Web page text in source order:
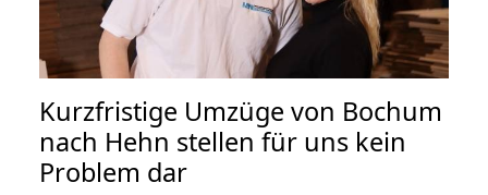
Kurzfristige Umzüge von Bochum
nach Hehn stellen für uns kein
Problem dar